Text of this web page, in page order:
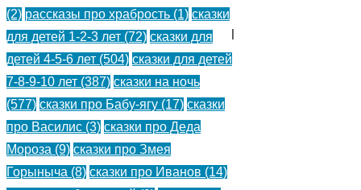
автопоездом
стать
—
Анна
Сон.
(2) рассказы про храбрость (1) сказки
для детей 1-2-3 лет (72) сказки для
детей 4-5-6 лет (504) сказки для детей
7-8-9-10 лет (387) сказки на ночь
(577) сказки про Бабу-ягу (17) сказки
про Василис (3) сказки про Деда
Мороза (9) сказки про Змея
Горыныча (8) сказки про Иванов (14)